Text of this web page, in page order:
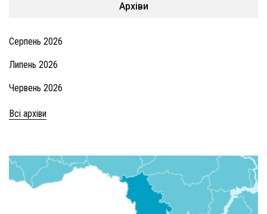
Архіви
Серпень 2026
Липень 2026
Червень 2026
Всі архіви